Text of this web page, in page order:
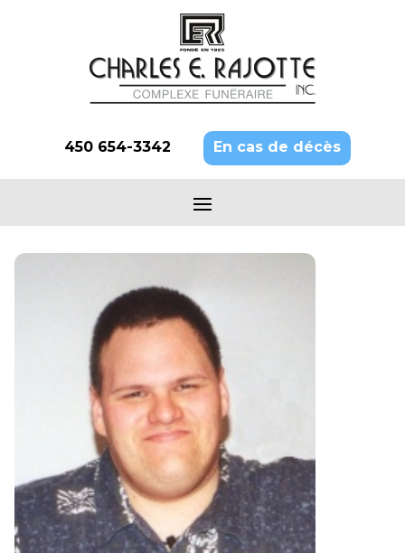
450 654-3342 En cas de décès